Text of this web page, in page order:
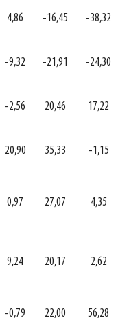
4,86 -16,45 -38,32
-9,32 -21,91 -24,30
-2,56 20,46 17,22
20,90 35,33 -1,15
0,97 27,07 4,35
9,24 20,17 2,62
-0,79 22,00 56,28